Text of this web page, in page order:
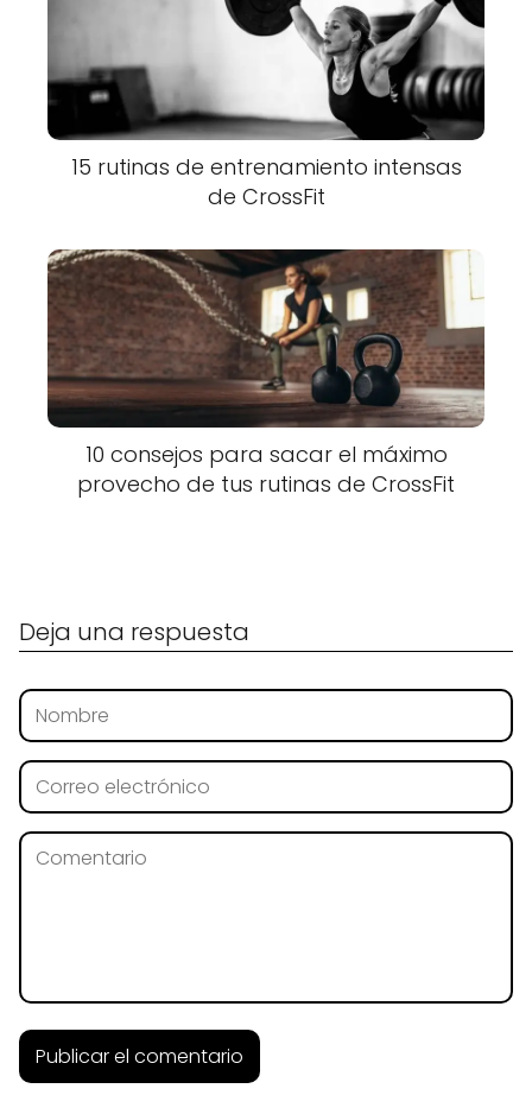
15 rutinas de entrenamiento intensas
de CrossFit
10 consejos para sacar el máximo
provecho de tus rutinas de CrossFit
Deja una respuesta